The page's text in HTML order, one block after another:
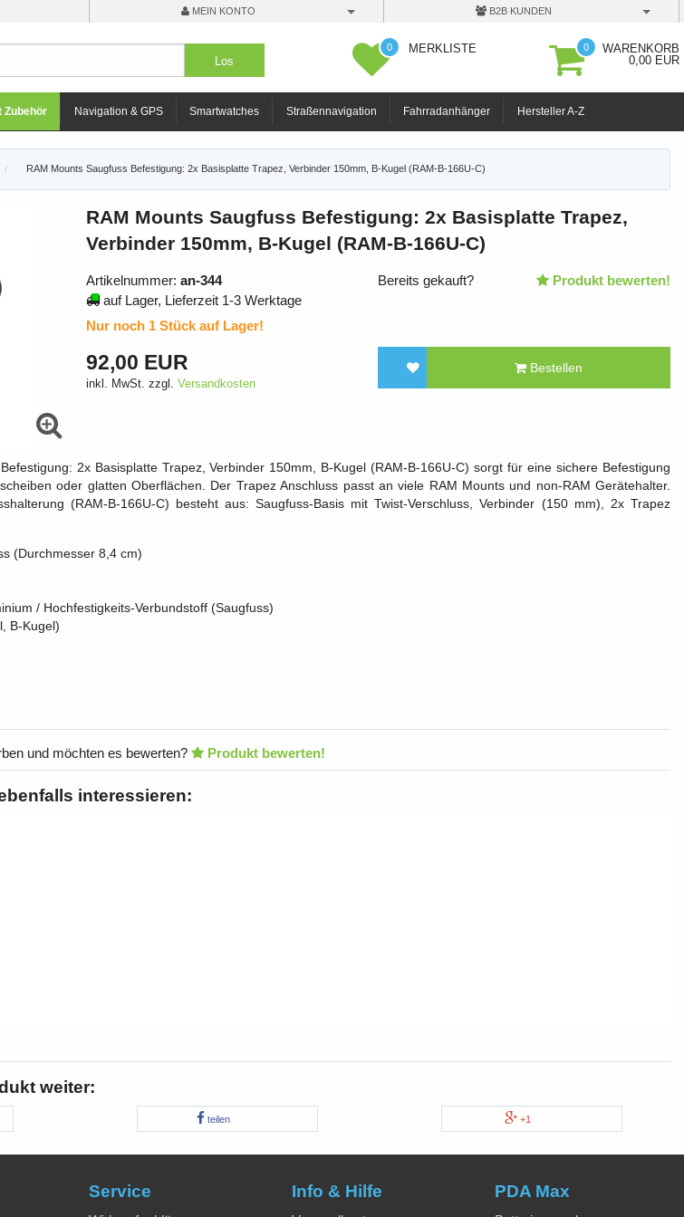
MEIN KONTO B2B KUNDEN
0 MERKLISTE 0
WARENKORB
0,00 EUR
Zubehör Navigation & GPS Smartwatches Straßennavigation Fahrradanhänger Hersteller A-Z
RAM Mounts Saugfuss Befestigung: 2x Basisplatte Trapez, Verbinder 150mm, B-Kugel (RAM-B-166U-C)
RAM Mounts Saugfuss Befestigung: 2x Basisplatte Trapez,
Verbinder 150mm, B-Kugel (RAM-B-166U-C)
Artikelnummer: an-344
auf Lager, Lieferzeit 1-3 Werktage
Nur noch 1 Stück auf Lager!
Bereits gekauft? Produkt bewerten!
92,00 EUR
inkl. MwSt. zzgl. Versandkosten
Bestellen
2x Basisplatte Trapez, Verbinder 150mm, B-Kugel (RAM-B-166U-C) sorgt für eine sichere Befestigung
oder glatten Oberflächen. Der Trapez Anschluss passt an viele RAM Mounts und non-RAM Gerätehalter.
(RAM-B-166U-C) besteht aus: Saugfuss-Basis mit Twist-Verschluss, Verbinder (150 mm), 2x Trapez
(Durchmesser 8,4 cm)
/ Hochfestigkeits-Verbundstoff (Saugfuss)
B-Kugel)
und möchten es bewerten? Produkt bewerten!
interessieren:
weiter:
teilen +1
Service Info & Hilfe PDA Max